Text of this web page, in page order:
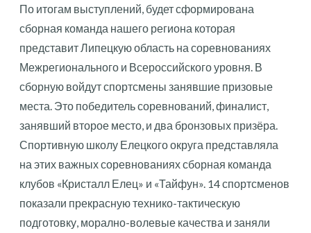
По итогам выступлений, будет сформирована
сборная команда нашего региона которая
представит Липецкую область на соревнованиях
Межрегионального и Всероссийского уровня. В
сборную войдут спортсмены занявшие призовые
места. Это победитель соревнований, финалист,
занявший второе место, и два бронзовых призёра.
Спортивную школу Елецкого округа представляла
на этих важных соревнованиях сборная команда
клубов «Кристалл Елец» и «Тайфун». 14 спортсменов
показали прекрасную технико-тактическую
подготовку, морално-волевые качества и заняли